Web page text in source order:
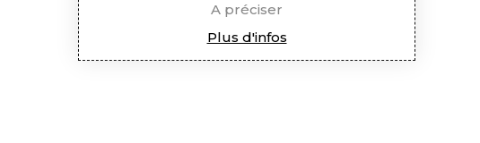
A préciser
Plus d'infos